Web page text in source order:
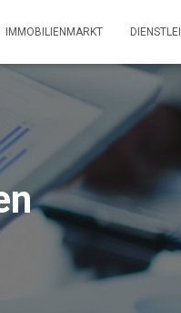
IMMOBILIENMARKT